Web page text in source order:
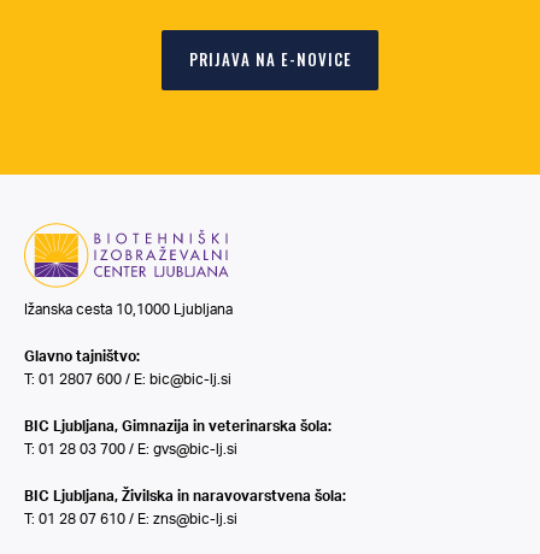
PRIJAVA NA E-NOVICE
Ižanska cesta 10,1000 Ljubljana
Glavno tajništvo:
T: 01 2807 600 / E: bic@bic-lj.si
BIC Ljubljana, Gimnazija in veterinarska šola:
T: 01 28 03 700 / E: gvs@bic-lj.si
BIC Ljubljana, Živilska in naravovarstvena šola:
T: 01 28 07 610 / E: zns@bic-lj.si